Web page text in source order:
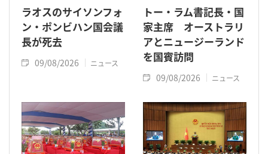
ラオスのサイソンフォ
ン・ポンビハン国会議
長が死去
09/08/2026 ニュース
トー・ラム書記長・国
家主席 オーストラリ
アとニュージーランド
を国賓訪問
09/08/2026 ニュース